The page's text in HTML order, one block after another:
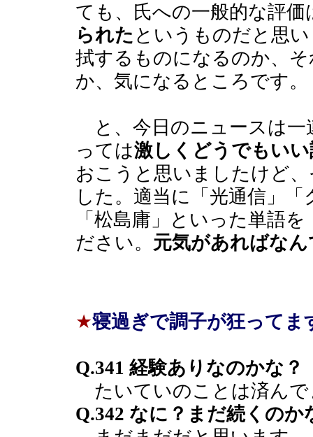
ても、氏への一般的な評
られた というものだと思
拭するものになるのか、
か、気になるところです。
と、今日のニュースは一
っては激しくどうでもいい
おこうと思いましたけど
した。適当に「光通信」
「松島庸」といった単語を
ださい。 元気があればな
★寝過ぎで調子が狂ってま
Q.341 経験ありなのかな？
たいていのことは済んで
Q.342 なに？まだ続くのか